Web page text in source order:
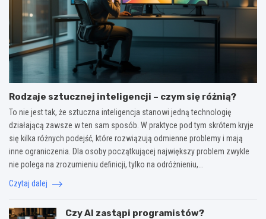
Rodzaje sztucznej inteligencji – czym się różnią?
To nie jest tak, że sztuczna inteligencja stanowi jedną technologię
działającą zawsze w ten sam sposób. W praktyce pod tym skrótem kryje
się kilka różnych podejść, które rozwiązują odmienne problemy i mają
inne ograniczenia. Dla osoby początkującej największy problem zwykle
nie polega na zrozumieniu definicji, tylko na odróżnieniu,…
Czytaj dalej
Czy AI zastąpi programistów?